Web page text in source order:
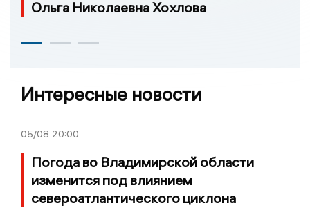
Ольга Николаевна Хохлова
Интересные новости
05/08 20:00
Погода во Владимирской области
изменится под влиянием
североатлантического циклона